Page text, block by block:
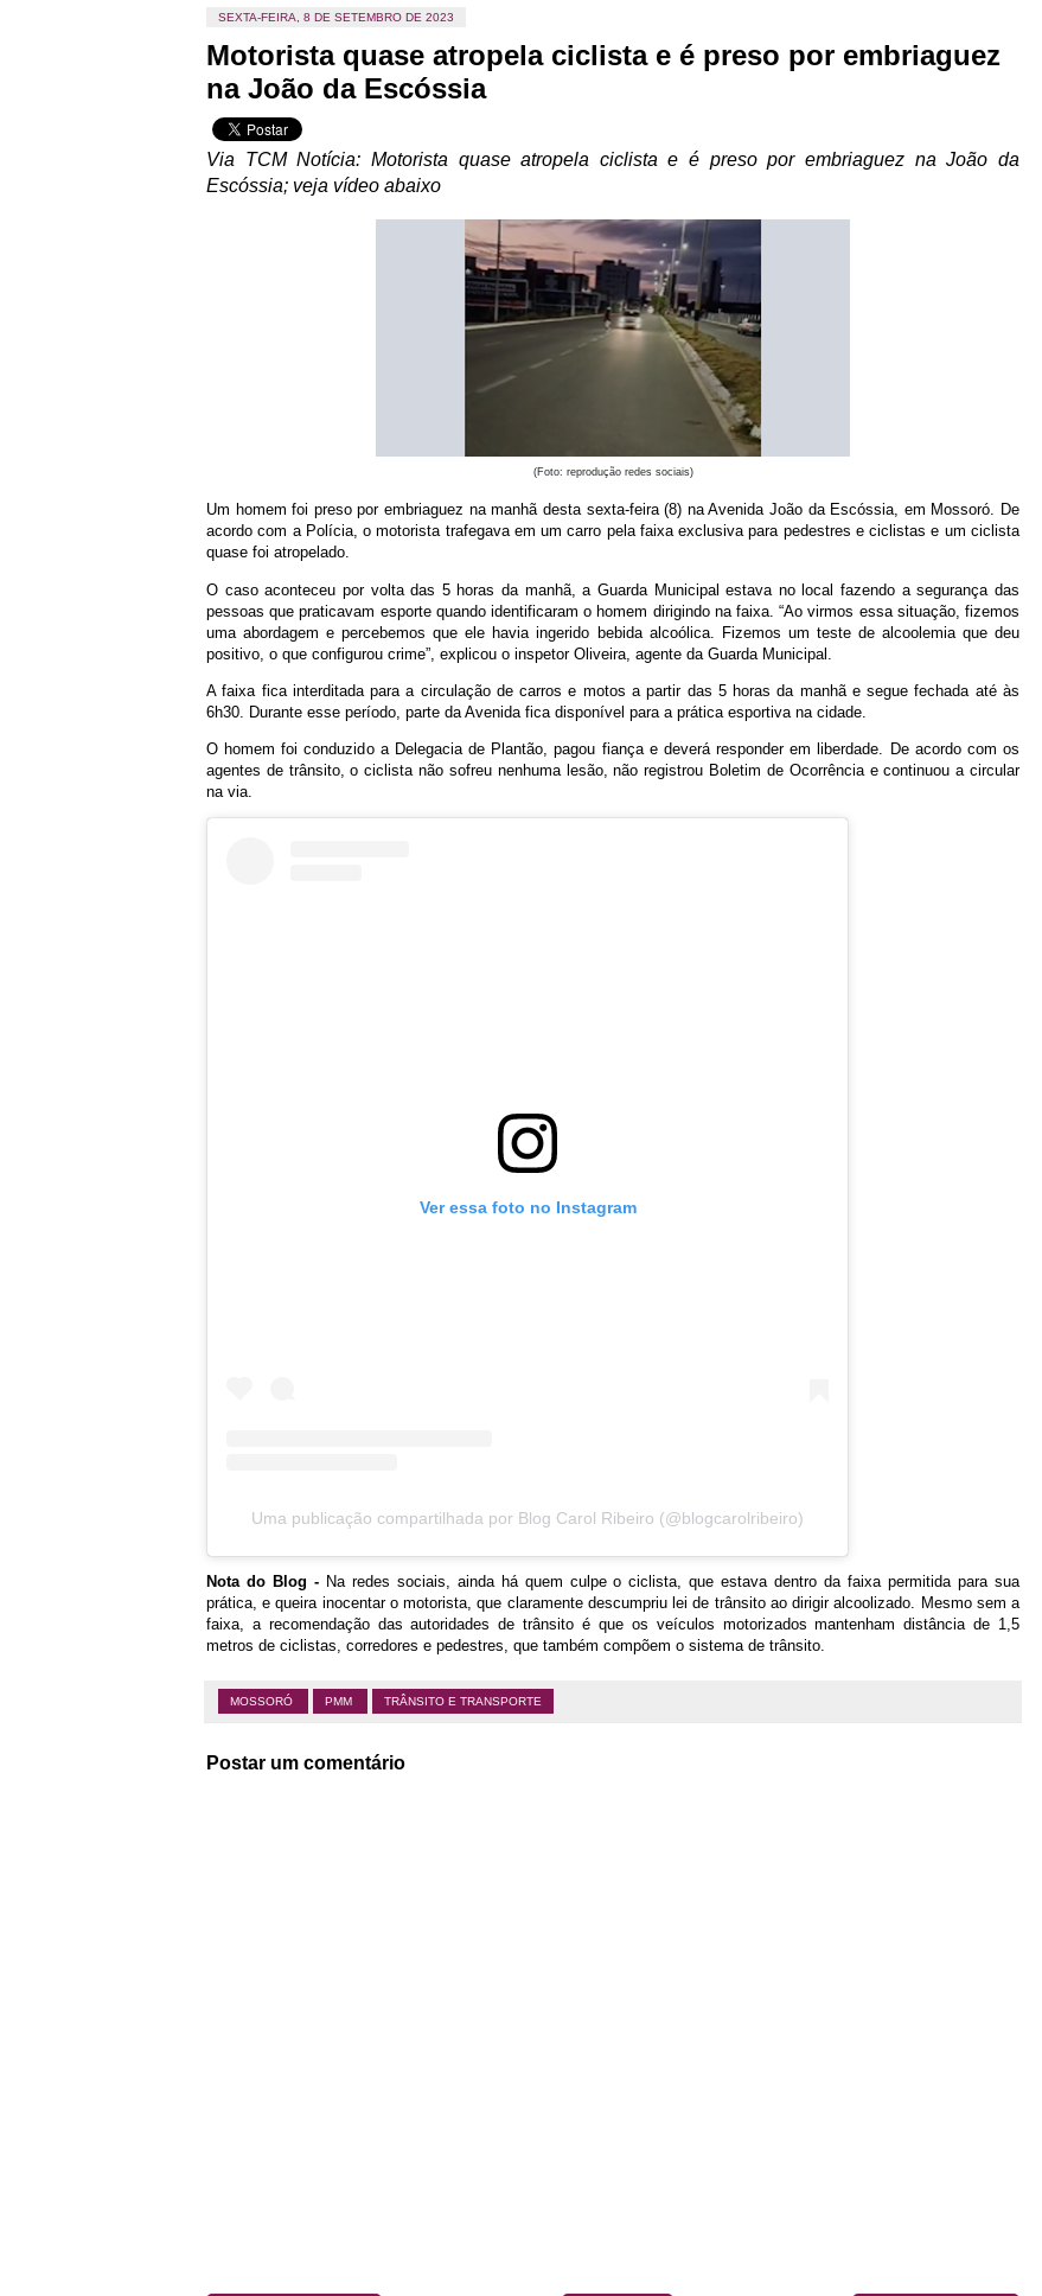
SEXTA-FEIRA, 8 DE SETEMBRO DE 2023
Motorista quase atropela ciclista e é preso por embriaguez
na João da Escóssia
Via TCM Notícia: Motorista quase atropela ciclista e é preso por embriaguez na João da
Escóssia; veja vídeo abaixo
(Foto: reprodução redes sociais)
Um homem foi preso por embriaguez na manhã desta sexta-feira (8) na Avenida João da Escóssia, em Mossoró. De
acordo com a Polícia, o motorista trafegava em um carro pela faixa exclusiva para pedestres e ciclistas e um ciclista
quase foi atropelado.
O caso aconteceu por volta das 5 horas da manhã, a Guarda Municipal estava no local fazendo a segurança das
pessoas que praticavam esporte quando identificaram o homem dirigindo na faixa. “Ao virmos essa situação, fizemos
uma abordagem e percebemos que ele havia ingerido bebida alcoólica. Fizemos um teste de alcoolemia que deu
positivo, o que configurou crime”, explicou o inspetor Oliveira, agente da Guarda Municipal.
A faixa fica interditada para a circulação de carros e motos a partir das 5 horas da manhã e segue fechada até às
6h30. Durante esse período, parte da Avenida fica disponível para a prática esportiva na cidade.
O homem foi conduzido a Delegacia de Plantão, pagou fiança e deverá responder em liberdade. De acordo com os
agentes de trânsito, o ciclista não sofreu nenhuma lesão, não registrou Boletim de Ocorrência e continuou a circular
na via.
Ver essa foto no Instagram
Uma publicação compartilhada por Blog Carol Ribeiro (@blogcarolribeiro)
Nota do Blog -Na redes sociais, ainda há quem culpe o ciclista, que estava dentro da faixa permitida para sua
prática, e queira inocentar o motorista, que claramente descumpriu lei de trânsito ao dirigir alcoolizado. Mesmo sem a
faixa, a recomendação das autoridades de trânsito é que os veículos motorizados mantenham distância de 1,5
metros de ciclistas, corredores e pedestres, que também compõem o sistema de trânsito.
MOSSORÓ PMM TRÂNSITO E TRANSPORTE
Postar um comentário